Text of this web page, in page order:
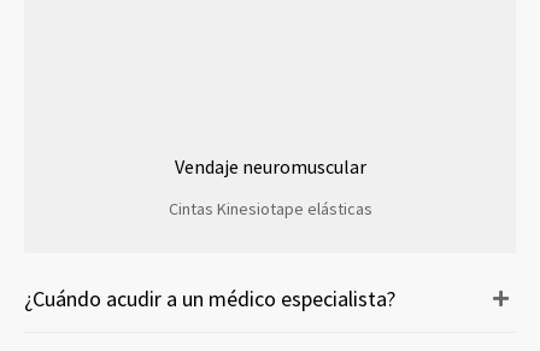
Vendaje neuromuscular
Cintas Kinesiotape elásticas
¿Cuándo acudir a un médico especialista?